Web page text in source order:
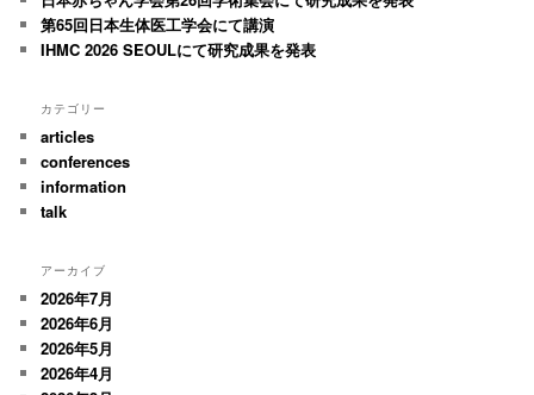
第65回日本生体医工学会にて講演
IHMC 2026 SEOULにて研究成果を発表
カテゴリー
articles
conferences
information
talk
アーカイブ
2026年7月
2026年6月
2026年5月
2026年4月